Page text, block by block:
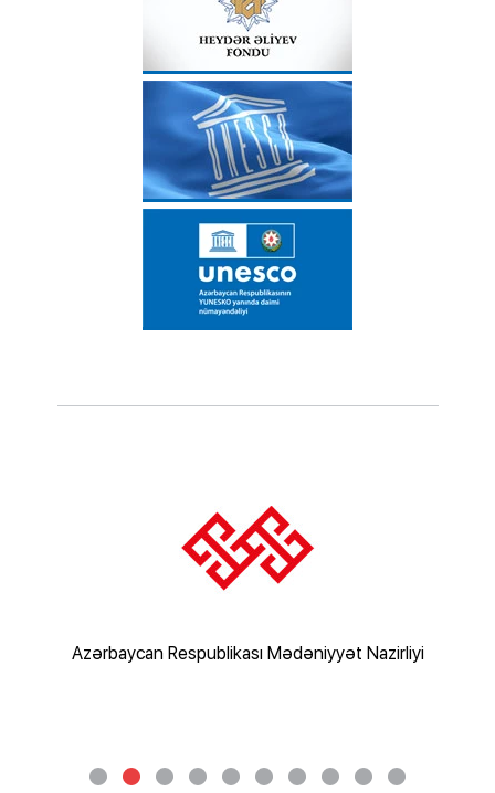
Azərbaycan Respublikası Mədəniyyət Nazirliyi